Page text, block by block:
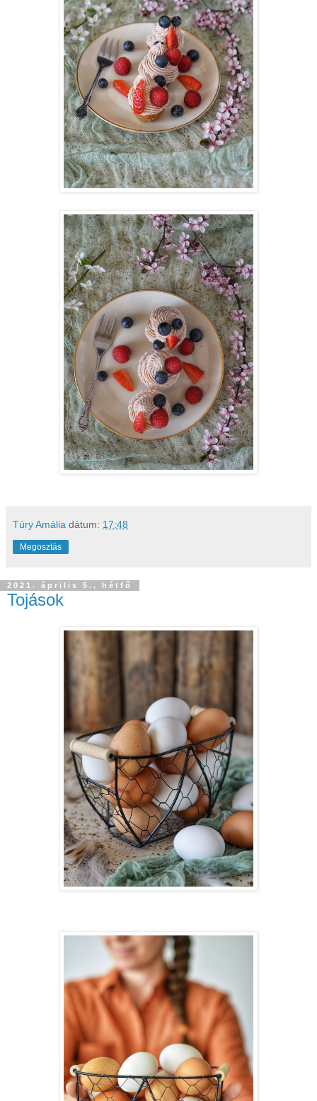
Túry Amália dátum: 17:48
Megosztás
2021. április 5., hétfő
Tojások